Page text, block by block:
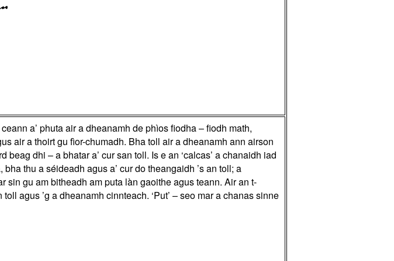
a’ phuta air a dheanamh de phìos fiodha – fiodh math,
air a thoirt gu fìor-chumadh. Bha toll air a dheanamh ann airson
dhi – a bhatar a’ cur san toll. Is e an ‘calcas’ a chanaidh iad
thu a séideadh agus a’ cur do theangaidh ’s an toll; a
sin gu am bitheadh am puta làn gaoithe agus teann. Air an t-
agus ’g a dheanamh cinnteach. ‘Put’ – seo mar a chanas sinne